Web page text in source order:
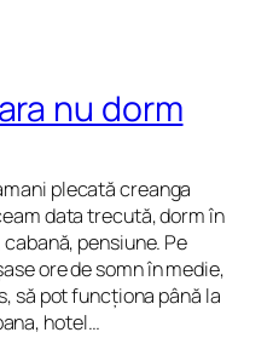
nu dorm
plecată creanga
data trecută, dorm în
pensiune. Pe
ore de somn în medie,
să pot funcționa până la
hotel…